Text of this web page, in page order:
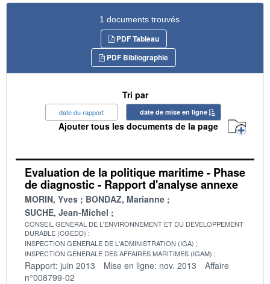
1 documents trouvés
PDF Tableau
PDF Bibliographie
Tri par
date du rapport date de mise en ligne
Ajouter tous les documents de la page
Evaluation de la politique maritime - Phase
de diagnostic - Rapport d'analyse annexe
MORIN, Yves
BONDAZ, Marianne
SUCHE, Jean-Michel
CONSEIL GENERAL DE L'ENVIRONNEMENT ET DU DEVELOPPEMENT
DURABLE (CGEDD)
INSPECTION GENERALE DE L'ADMINISTRATION (IGA)
INSPECTION GENERALE DES AFFAIRES MARITIMES (IGAM)
Rapport: juin 2013 Mise en ligne: nov. 2013
Affaire
n°008799-02